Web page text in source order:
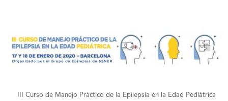
+
III Curso de Manejo Práctico de la Epilepsia en la Edad Pediátrica